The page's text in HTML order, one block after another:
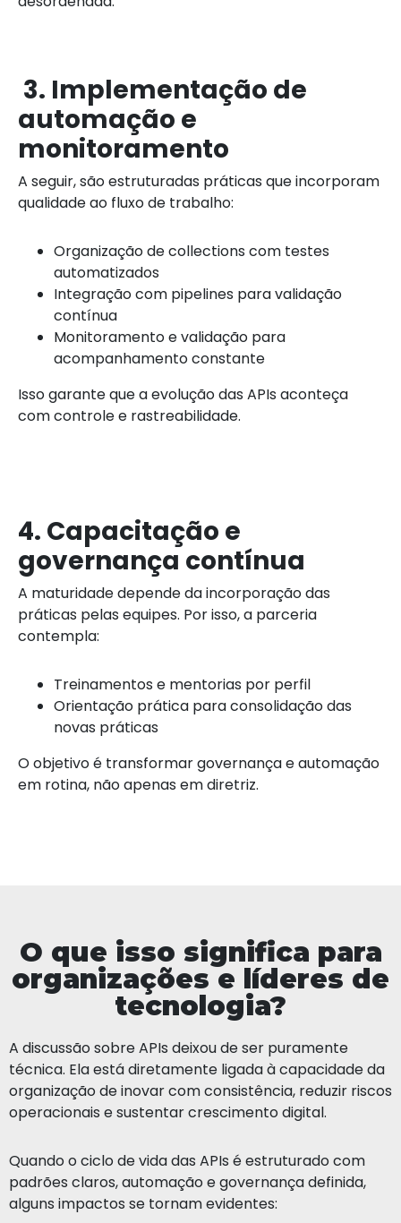
3. Implementação de
automação e
monitoramento
A seguir, são estruturadas práticas que incorporam
qualidade ao fluxo de trabalho:
Organização de collections com testes
automatizados
Integração com pipelines para validação
contínua
Monitoramento e validação para
acompanhamento constante
Isso garante que a evolução das APIs aconteça
com controle e rastreabilidade.
4. Capacitação e
governança contínua
A maturidade depende da incorporação das
práticas pelas equipes. Por isso, a parceria
contempla:
Treinamentos e mentorias por perfil
Orientação prática para consolidação das
novas práticas
O objetivo é transformar governança e automação
em rotina, não apenas em diretriz.
O que isso significa para
organizações e líderes de
tecnologia?
A discussão sobre APIs deixou de ser puramente
técnica. Ela está diretamente ligada à capacidade da
organização de inovar com consistência, reduzir riscos
operacionais e sustentar crescimento digital.
Quando o ciclo de vida das APIs é estruturado com
padrões claros, automação e governança definida,
alguns impactos se tornam evidentes: